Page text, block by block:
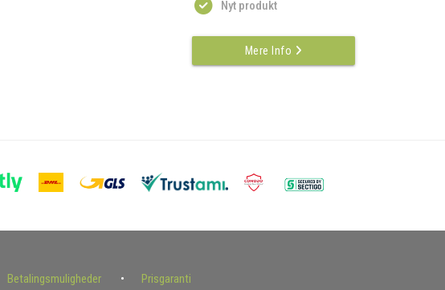
Nyt produkt
Mere Info
Betalingsmuligheder Prisgaranti